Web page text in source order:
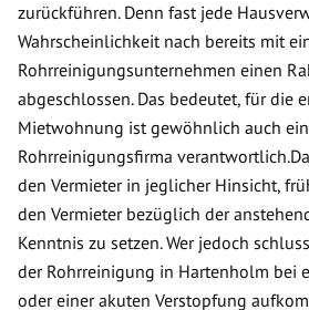
zurückführen. Denn fast jede
Wahrscheinlichkeit nach bereits mit
Rohrreinigungsunternehmen einen
abgeschlossen. Das bedeutet, für die
Mietwohnung ist gewöhnlich auch
Rohrreinigungsfirma
den Vermieter in jeglicher Hinsicht,
den Vermieter bezüglich der
Kenntnis zu setzen. Wer jedoch
der Rohrreinigung in Hartenholm bei
oder einer akuten Verstopfung